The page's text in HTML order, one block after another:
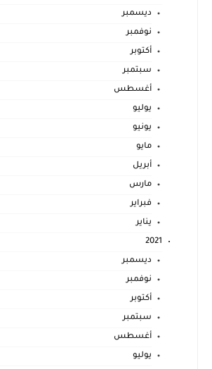
ديسمبر
نوفمبر
أكتوبر
سبتمبر
أغسطس
يوليو
يونيو
مايو
أبريل
مارس
فبراير
يناير
2021
ديسمبر
نوفمبر
أكتوبر
سبتمبر
أغسطس
يوليو